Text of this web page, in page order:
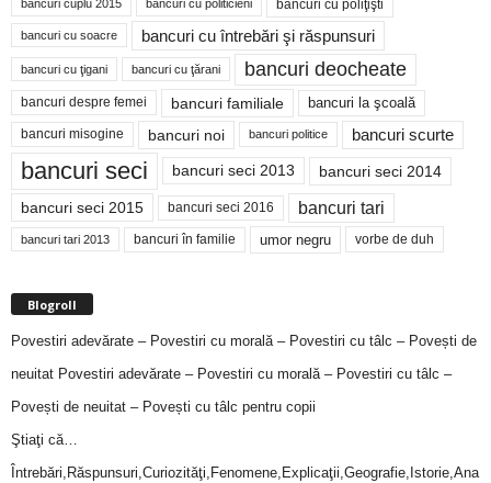
bancuri cuplu 2015 bancuri cu politicieni bancuri cu poliţişti
bancuri cu soacre bancuri cu întrebări şi răspunsuri
bancuri cu ţigani bancuri cu ţărani bancuri deocheate
bancuri despre femei bancuri familiale bancuri la şcoală
bancuri misogine bancuri noi bancuri politice bancuri scurte
bancuri seci bancuri seci 2013 bancuri seci 2014
bancuri seci 2015 bancuri seci 2016 bancuri tari
bancuri tari 2013 bancuri în familie umor negru vorbe de duh
Blogroll
Povestiri adevărate – Povestiri cu morală – Povestiri cu tâlc – Povești de
neuitat Povestiri adevărate – Povestiri cu morală – Povestiri cu tâlc –
Povești de neuitat – Povești cu tâlc pentru copii
Ştiaţi că…
Întrebări,Răspunsuri,Curiozităţi,Fenomene,Explicaţii,Geografie,Istorie,Ana